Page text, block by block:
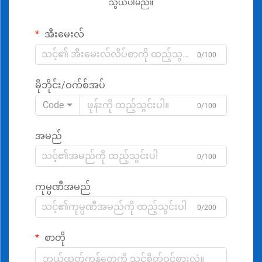
သွယ်ပါမည်။
အီးမေးလ်
0/100
မိုဘိုင်း/ဝက်စ်အပ်
Code
0/100
အမည်
0/100
ကုမ္ပဏီအမည်
0/200
စာတို